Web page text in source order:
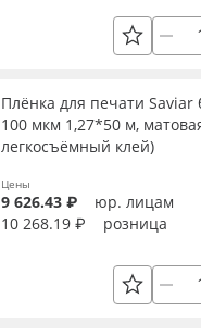
Плёнка для печати Saviar
100 мкм 1,27*50 м,
легкосъёмный клей)
Цены
9 626.43 ₽
юр. лицам
10 268.19 ₽
розница